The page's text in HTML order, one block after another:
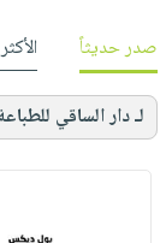
صدر حديثاً
لـ دار الساقي